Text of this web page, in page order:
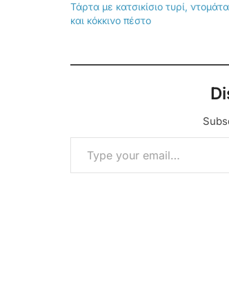
Τάρτα με κατσικίσιο τυρί, ντομάτα
και κόκκινο πέστο
Type your email…